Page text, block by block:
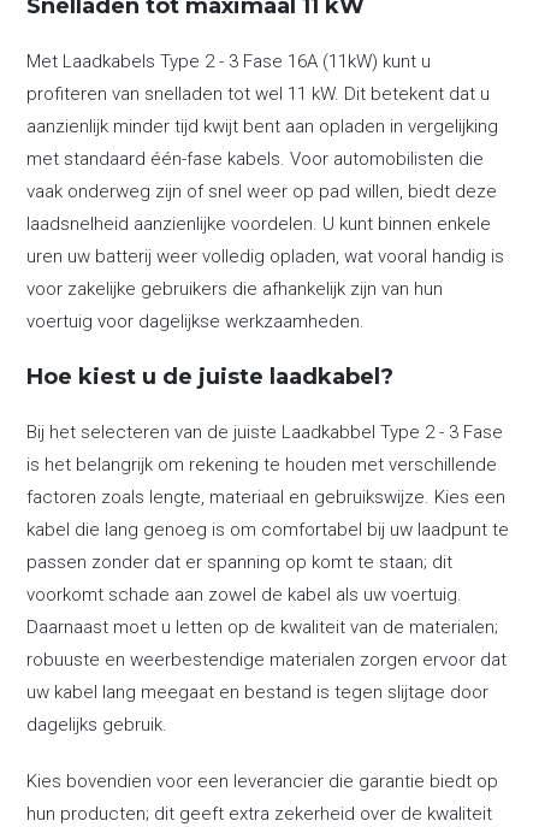
Snelladen tot maximaal 11 kW
Met Laadkabels Type 2 - 3 Fase 16A (11kW) kunt u
profiteren van snelladen tot wel 11 kW. Dit betekent dat u
aanzienlijk minder tijd kwijt bent aan opladen in vergelijking
met standaard één-fase kabels. Voor automobilisten die
vaak onderweg zijn of snel weer op pad willen, biedt deze
laadsnelheid aanzienlijke voordelen. U kunt binnen enkele
uren uw batterij weer volledig opladen, wat vooral handig is
voor zakelijke gebruikers die afhankelijk zijn van hun
voertuig voor dagelijkse werkzaamheden.
Hoe kiest u de juiste laadkabel?
Bij het selecteren van de juiste Laadkabbel Type 2 - 3 Fase
is het belangrijk om rekening te houden met verschillende
factoren zoals lengte, materiaal en gebruikswijze. Kies een
kabel die lang genoeg is om comfortabel bij uw laadpunt te
passen zonder dat er spanning op komt te staan; dit
voorkomt schade aan zowel de kabel als uw voertuig.
Daarnaast moet u letten op de kwaliteit van de materialen;
robuuste en weerbestendige materialen zorgen ervoor dat
uw kabel lang meegaat en bestand is tegen slijtage door
dagelijks gebruik.
Kies bovendien voor een leverancier die garantie biedt op
hun producten; dit geeft extra zekerheid over de kwaliteit